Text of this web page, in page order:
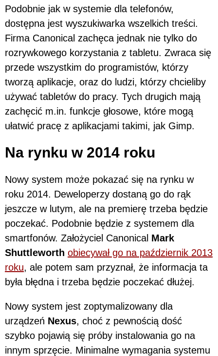
Podobnie jak w systemie dla telefonów,
dostępna jest wyszukiwarka wszelkich treści.
Firma Canonical zachęca jednak nie tylko do
rozrywkowego korzystania z tabletu. Zwraca się
przede wszystkim do programistów, którzy
tworzą aplikacje, oraz do ludzi, którzy chcieliby
używać tabletów do pracy. Tych drugich mają
zachęcić m.in. funkcje głosowe, które mogą
ułatwić pracę z aplikacjami takimi, jak Gimp.
Na rynku w 2014 roku
Nowy system może pokazać się na rynku w
roku 2014. Deweloperzy dostaną go do rąk
jeszcze w lutym, ale na premierę trzeba będzie
poczekać. Podobnie będzie z systemem dla
smartfonów. Założyciel Canonical Mark
Shuttleworth obiecywał go na październik 2013
roku, ale potem sam przyznał, że informacja ta
była błędna i trzeba będzie poczekać dłużej.
Nowy system jest zoptymalizowany dla
urządzeń Nexus, choć z pewnością dość
szybko pojawią się próby instalowania go na
innym sprzęcie. Minimalne wymagania systemu